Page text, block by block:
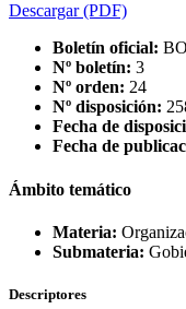
Descargar(PDF)
Boletín oficial:
Nº boletín: 3
Nº orden: 24
Nº disposición:
Fecha de
Fecha de
Ámbito temático
Materia:
Submateria:
Descriptores